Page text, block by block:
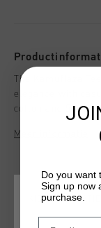
The Kamuflaza
elegance with
cotton and 5%
gold lurex
Meer informatie
KIES JE
Do you want
Sign up now
purchase.
Email